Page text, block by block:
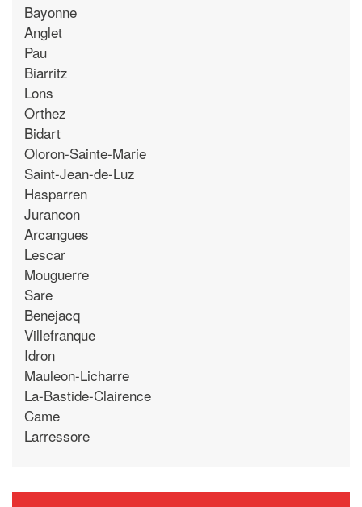
Bayonne
Anglet
Pau
Biarritz
Lons
Orthez
Bidart
Oloron-Sainte-Marie
Saint-Jean-de-Luz
Hasparren
Jurancon
Arcangues
Lescar
Mouguerre
Sare
Benejacq
Villefranque
Idron
Mauleon-Licharre
La-Bastide-Clairence
Came
Larressore